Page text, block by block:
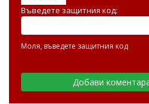
Въведете защитния код:
Моля, въведете защитния код